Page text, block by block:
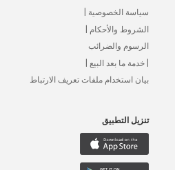
سياسة الخصوصية |
الشروط والأحكام |
الرسوم والضرائب
| خدمة ما بعد البيع |
بيان استخدام ملفات تعريف الارتباط
تنزيل التطبيق